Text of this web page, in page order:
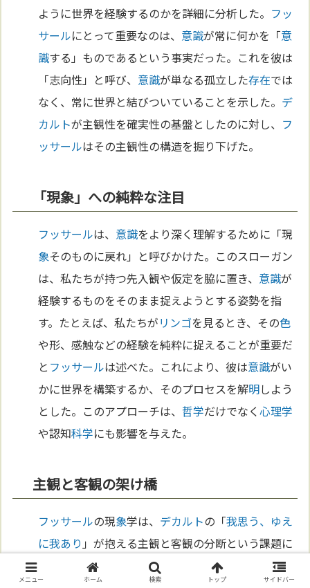
ように世界を経験するのかを詳細に分析した。 フッ
サールにとって重要なのは、 意識が常に何かを「意
識する」ものであるという事実だった。これを彼は
「志向性」と呼び、 意識が単なる孤立した存在では
なく、常に世界と結びついていることを示した。 デ
カルトが主観性を確実性の基盤としたのに対し、 フ
ッサールはその主観性の構造を掘り下げた。
「現象」への純粋な注目
フッサールは、 意識をより深く理解するために「現
象そのものに戻れ」と呼びかけた。このスローガン
は、私たちが持つ先入観や仮定を脇に置き、 意識が
経験するものをそのまま捉えようとする姿勢を指
す。たとえば、私たちがリンゴを見るとき、その色
や形、感触などの経験を純粋に捉えることが重要だ
と フッサールは述べた。これにより、彼は意識がい
かに世界を構築するか、そのプロセスを解明しよう
とした。このアプローチは、 哲学だけでなく心理学
や認知科学にも影響を与えた。
主観と客観の架け橋
フッサールの現象学は、 デカルトの「我思う、ゆえ
に我あり 」が抱える主観と客観の分断という課題に
対する解答でもあった。彼は
が世界を経験する
メニュー ホーム 検索 トップ サイドバー